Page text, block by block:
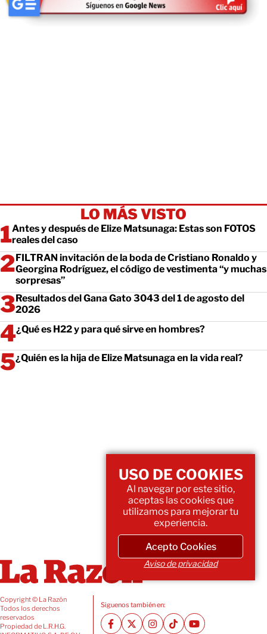
LO MÁS VISTO
Antes y después de Elize Matsunaga: Estas son FOTOS
reales del caso
FILTRAN invitación de la boda de Cristiano Ronaldo y
Georgina Rodríguez, el código de vestimenta “y muchas
sorpresas”
Resultados del Gana Gato 3043 del 1 de agosto del
2026
¿Qué es H22 y para qué sirve en hombres?
¿Quién es la hija de Elize Matsunaga en la vida real?
Copyright © La Razón
Todos los derechos
reservados
Propiedad de L.R.H.G.
Siguenos también en:
USO DE COOKIES
Al navegar por este sitio,
aceptas las cookies que
utilizamos para mejorar tu
experiencia.
Acepto Cookies
Aviso de privacidad